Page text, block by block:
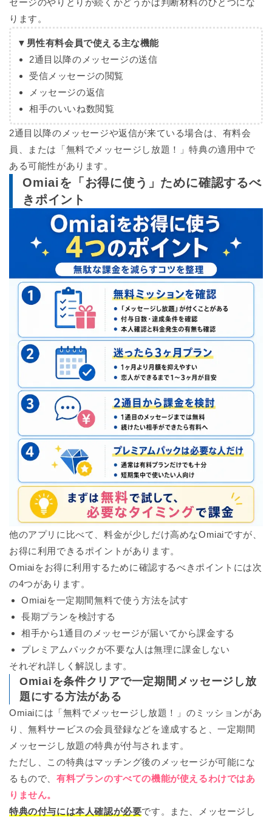
セージのやりとりが続くかどうかは判断材料のひとつにな
ります。
▼男性有料会員で使える主な機能
2通目以降のメッセージの送信
受信メッセージの閲覧
メッセージの返信
相手のいいね数閲覧
2通目以降のメッセージや返信が来ている場合は、有料会
員、または「無料でメッセージし放題！」特典の適用中で
ある可能性があります。
Omiaiを「お得に使う」ために確認するべ
きポイント
他のアプリに比べて、料金が少しだけ高めなOmiaiですが、
お得に利用できるポイントがあります。
Omiaiをお得に利用するために確認するべきポイントには次
の4つがあります。
Omiaiを一定期間無料で使う方法を試す
長期プランを検討する
相手から1通目のメッセージが届いてから課金する
プレミアムパックが不要な人は無理に課金しない
それぞれ詳しく解説します。
Omiaiを条件クリアで一定期間メッセージし放
題にする方法がある
Omiaiには「無料でメッセージし放題！」のミッションがあ
り、無料サービスの会員登録などを達成すると、一定期間
メッセージし放題の特典が付与されます。
ただし、この特典はマッチング後のメッセージが可能にな
るもので、 有料プランのすべての機能が使えるわけではあ
りません。
特典の付与には本人確認が必要です。また、メッセージし